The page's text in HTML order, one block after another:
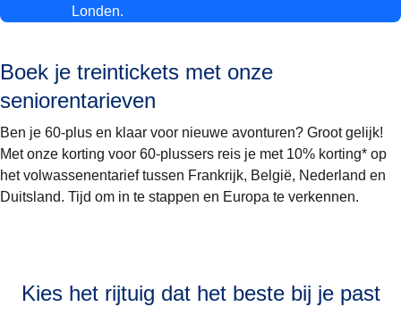
Londen.
Boek je treintickets met onze
seniorentarieven
Ben je 60-plus en klaar voor nieuwe avonturen? Groot gelijk!
Met onze korting voor 60-plussers reis je met 10% korting* op
het volwassenentarief tussen Frankrijk, België, Nederland en
Duitsland. Tijd om in te stappen en Europa te verkennen.
Kies het rijtuig dat het beste bij je past